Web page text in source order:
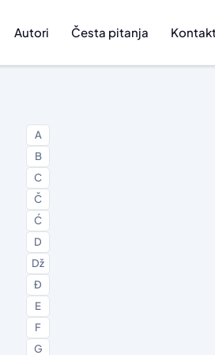
Autori Česta pitanja
A
B
C
Č
Ć
D
Dž
Đ
E
F
G